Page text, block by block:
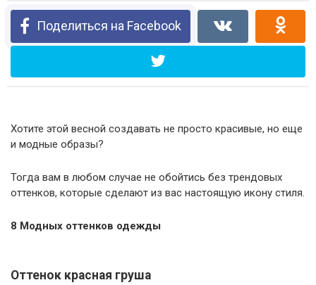
Поделиться на Facebook
Хотите этой весной создавать не просто красивые, но еще
и модные образы?
Тогда вам в любом случае не обойтись без трендовых
оттенков, которые сделают из вас настоящую икону стиля.
8 Модных оттенков одежды
Оттенок красная груша